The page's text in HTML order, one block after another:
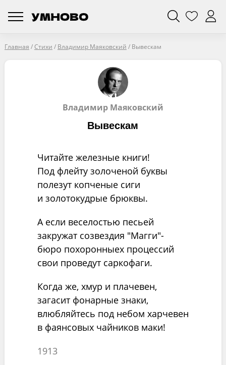
Главная /Стихи / Владимир Маяковский / Вывескам
Владимир Маяковский
Вывескам
Читайте железные книги!
Под флейту золоченой буквы
полезут копченые сиги
и золотокудрые брюквы.
А если веселостью песьей
закружат созвездия "Магги"-
бюро похоронныех процессий
свои проведут саркофаги.
Когда же, хмур и плачевен,
загасит фонарные знаки,
влюбляйтесь под небом харчевен
в фаянсовых чайников маки!
1913